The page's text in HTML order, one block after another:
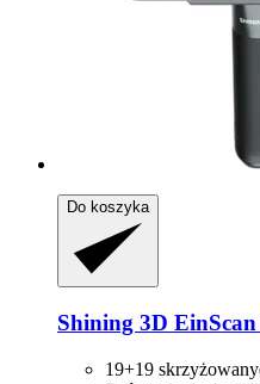
Do koszyka
Shining 3D
19+19